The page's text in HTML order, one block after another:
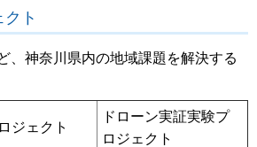
ト
、神奈川県内の地域課題を解決する
ジェクト
ドローン実証実験プ
ロジェクト